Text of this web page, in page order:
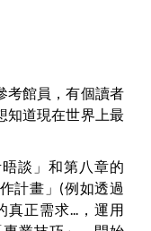
考館員，有個讀者
知道現在世界上最
談」和第八章的
計畫」(例如透過
真正需求...，運用